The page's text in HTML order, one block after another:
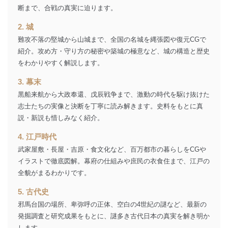
3
ｅメール等によるカスタマーQ＆A
ｅメール等による商品、サービ
ス、キャンペーン等の広告に関す
個人情報
5
当社の従業者の個
人情報
人事、総務などの雇用管理等のた
め
6
パートナー（提携
企業）からの委託
定期購読サービス
等をご利用の方の
個人情報
購入商品配送のため
提携企業及びお客様がご購入され
サービス、キャンペーン等の広告
に関するご案内のため
7
SNS公式アカウン
トに登録された方
の個人情報
質向上のため
その他当社のプライバシーポリシ
断まで、合戦の真実に迫ります。
2. 城
難攻不落の堅城から山城まで、全国の名城を縄張図や復元CGで
紹介。攻め方・守り方の秘密や築城の極意など、城の構造と歴史
をわかりやすく解説します。
3. 幕末
黒船来航から大政奉還、戊辰戦争まで、激動の時代を駆け抜けた
志士たちの実像と決断を丁寧に読み解きます。史料をもとに真
説・新説も惜しみなく紹介。
4. 江戸時代
武家屋敷・長屋・吉原・食文化など、百万都市の暮らしをCGや
イラストで徹底図解。幕府の仕組みや庶民の衣食住まで、江戸の
全貌がまるわかりです。
5. 古代史
邪馬台国の場所、卑弥呼の正体、空白の4世紀の謎など、最新の
発掘調査と研究成果をもとに、謎多き古代日本の真実を解き明か